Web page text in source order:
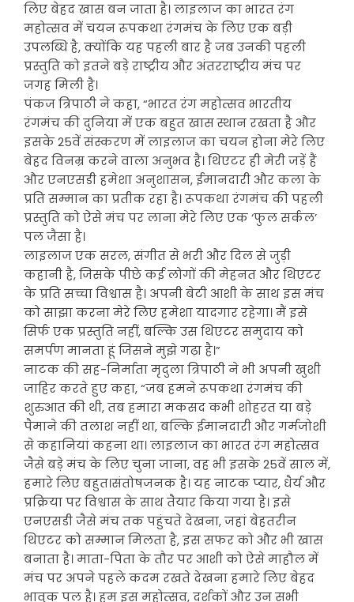
लिए बेहद खास बन जाता है। लाइलाज का भारत रंग
महोत्सव में चयन रूपकथा रंगमंच के लिए एक बड़ी
उपलब्धि है, क्योंकि यह पहली बार है जब उनकी पहली
प्रस्तुति को इतने बड़े राष्ट्रीय और अंतरराष्ट्रीय मंच पर
जगह मिली है।
पंकज त्रिपाठी ने कहा, “भारत रंग महोत्सव भारतीय
रंगमंच की दुनिया में एक बहुत खास स्थान रखता है और
इसके 25वें संस्करण में लाइलाज का चयन होना मेरे लिए
बेहद विनम्र करने वाला अनुभव है। थिएटर ही मेरी जड़ें हैं
और एनएसडी हमेशा अनुशासन, ईमानदारी और कला के
प्रति सम्मान का प्रतीक रहा है। रूपकथा रंगमंच की पहली
प्रस्तुति को ऐसे मंच पर लाना मेरे लिए एक ‘फुल सर्कल’
पल जैसा है।
लाइलाज एक सरल, संगीत से भरी और दिल से जुड़ी
कहानी है, जिसके पीछे कई लोगों की मेहनत और थिएटर
के प्रति सच्चा विश्वास है। अपनी बेटी आशी के साथ इस मंच
को साझा करना मेरे लिए हमेशा यादगार रहेगा। मैं इसे
सिर्फ एक प्रस्तुति नहीं, बल्कि उस थिएटर समुदाय को
समर्पण मानता हूं जिसने मुझे गढ़ा है।”
नाटक की सह-निर्माता मृदुला त्रिपाठी ने भी अपनी खुशी
जाहिर करते हुए कहा, “जब हमने रूपकथा रंगमंच की
शुरुआत की थी, तब हमारा मकसद कभी शोहरत या बड़े
पैमाने की तलाश नहीं था, बल्कि ईमानदारी और गर्मजोशी
से कहानियां कहना था। लाइलाज का भारत रंग महोत्सव
जैसे बड़े मंच के लिए चुना जाना, वह भी इसके 25वें साल में,
हमारे लिए बहुत।संतोषजनक है। यह नाटक प्यार, धैर्य और
प्रक्रिया पर विश्वास के साथ तैयार किया गया है। इसे
एनएसडी जैसे मंच तक पहुंचते देखना, जहां बेहतरीन
थिएटर को सम्मान मिलता है, इस सफर को और भी खास
बनाता है। माता-पिता के तौर पर आशी को ऐसे माहौल में
मंच पर अपने पहले कदम रखते देखना हमारे लिए बेहद
भावुक पल है। हम इस महोत्सव, दर्शकों और उन सभी